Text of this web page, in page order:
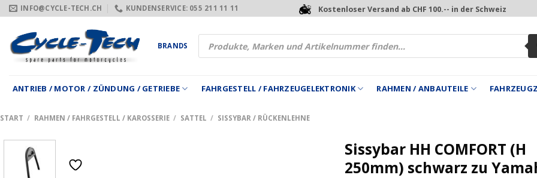
Zum
Inhalt
springen
INFO@CYCLE-TECH.CH KUNDENSERVICE: 055 211 11 11 Kostenloser Versand ab CHF 100.-- in der Schweiz
BRANDS
Products
search
ANTRIEB / MOTOR / ZÜNDUNG / GETRIEBE FAHRGESTELL / FAHRZEUGELEKTRONIK RAHMEN / ANBAUTEILE
START / RAHMEN / FAHRGESTELL / KAROSSERIE / SATTEL / SISSYBAR / RÜCKENLEHNE
Sissybar HH COMFORT (H
250mm) schwarz zu